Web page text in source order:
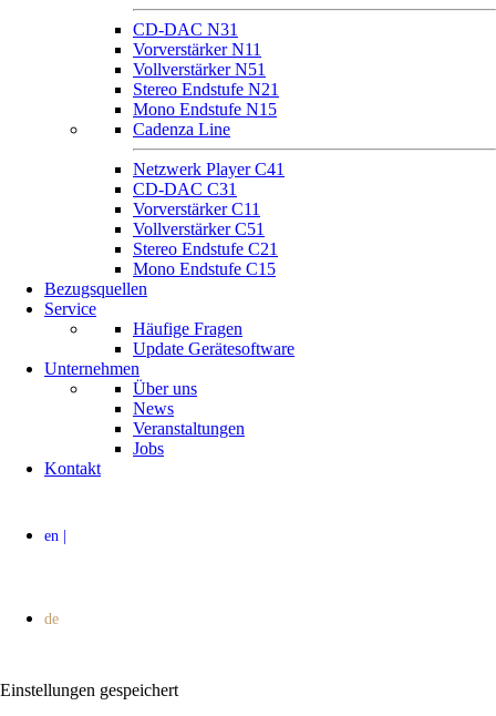
CD-DAC N31
Vorverstärker N11
Vollverstärker N51
Stereo Endstufe N21
Mono Endstufe N15
Cadenza Line
Netzwerk Player C41
CD-DAC C31
Vorverstärker C11
Vollverstärker C51
Stereo Endstufe C21
Mono Endstufe C15
Bezugsquellen
Service
Häufige Fragen
Update Gerätesoftware
Unternehmen
Über uns
News
Veranstaltungen
Jobs
Kontakt
Einstellungen gespeichert